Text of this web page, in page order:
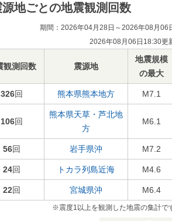
源地ごとの地震観測回数
期間：2026年04月28日～2026年08月06
2026年08月06日18:30更
観測回数 震源地
地震規模
の最大
326回 熊本県熊本地方 M7.1
106回
熊本県天草・芦北地
方
M6.1
56回 岩手県沖 M7.2
24回 トカラ列島近海 M4.6
22回 宮城県沖 M6.4
※震度1以上を観測した地震の集計で